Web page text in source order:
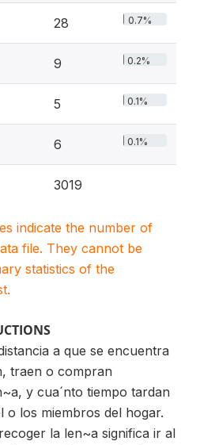
28 0.7%
9 0.2%
5 0.1%
6 0.1%
3019
indicate the number of
file. They cannot be
statistics of the
a que se encuentra
traen o compran
y cua´nto tiempo tardan
o los miembros del hogar.
la len~a significa ir al